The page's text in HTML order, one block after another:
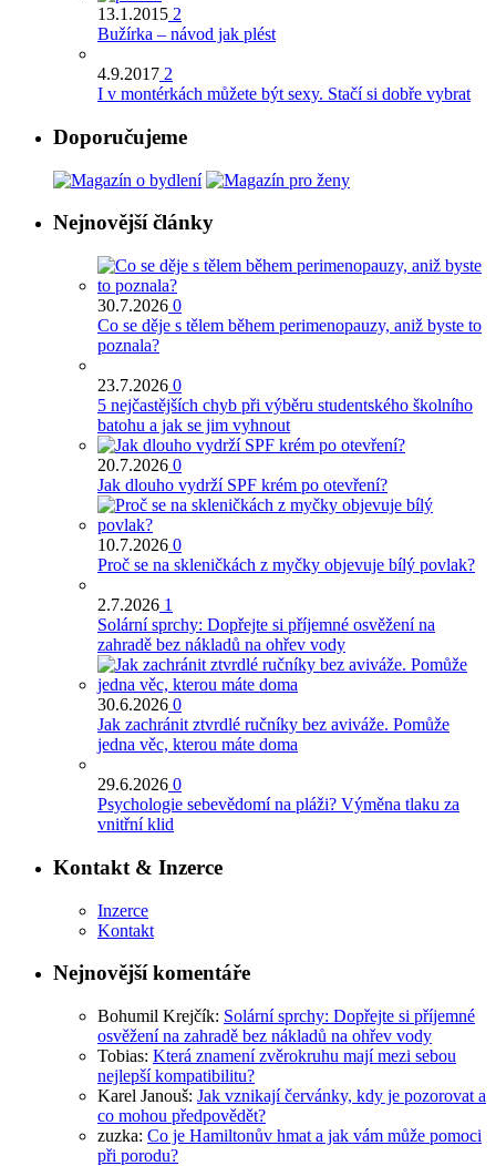
13.1.2015 2
Bužírka – návod jak plést
4.9.2017 2
I v montérkách můžete být sexy. Stačí si dobře vybrat
Doporučujeme
Nejnovější články
30.7.2026 0
Co se děje s tělem během perimenopauzy, aniž byste to
poznala?
23.7.2026 0
5 nejčastějších chyb při výběru studentského školního
batohu a jak se jim vyhnout
20.7.2026 0
Jak dlouho vydrží SPF krém po otevření?
10.7.2026 0
Proč se na skleničkách z myčky objevuje bílý povlak?
2.7.2026 1
Solární sprchy: Dopřejte si příjemné osvěžení na
zahradě bez nákladů na ohřev vody
30.6.2026 0
Jak zachránit ztvrdlé ručníky bez aviváže. Pomůže
jedna věc, kterou máte doma
29.6.2026 0
Psychologie sebevědomí na pláži? Výměna tlaku za
vnitřní klid
Kontakt & Inzerce
Inzerce
Kontakt
Nejnovější komentáře
Bohumil Krejčík: Solární sprchy: Dopřejte si příjemné
osvěžení na zahradě bez nákladů na ohřev vody
Tobias: Která znamení zvěrokruhu mají mezi sebou
nejlepší kompatibilitu?
Karel Janouš: Jak vznikají červánky, kdy je pozorovat a
co mohou předpovědět?
zuzka: Co je Hamiltonův hmat a jak vám může pomoci
při porodu?